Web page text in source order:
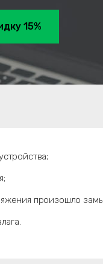
15%
произошло